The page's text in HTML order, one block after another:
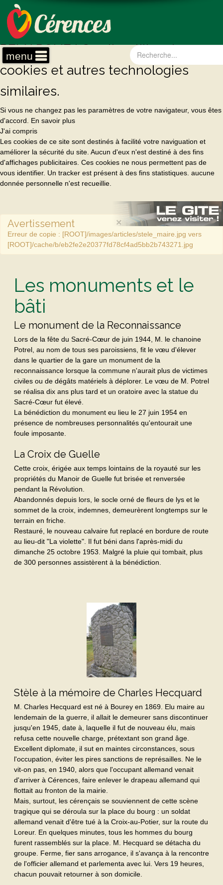
REMARQUE ! Ce site utilise des
cookies et autres technologies
similaires.
Si vous ne changez pas les paramètres de votre navigateur, vous êtes
d'accord. En savoir plus
J'ai compris
Les cookies de ce site sont destinés à facilité votre naviguation et
améliorer la sécurité du site. Aucun d'eux n'est destiné à des fins
d'affichages publicitaires. Ces cookies ne nous permettent pas de
vous identifier. Un tracker est présent à des fins statistiques. aucune
donnée personnelle n'est recueillie.
menu
×
Avertissement
Erreur de copie : [ROOT]/images/articles/stele_maire.jpg vers
[ROOT]/cache/b/eb2fe2e20377fd78cf4ad5bb2b743271.jpg
Les monuments et le
bâti
Le monument de la Reconnaissance
Lors de la fête du Sacré-Cœur de juin 1944, M. le chanoine
Potrel, au nom de tous ses paroissiens, fit le vœu d'élever
dans le quartier de la gare un monument de la
reconnaissance lorsque la commune n'aurait plus de victimes
civiles ou de dégâts matériels à déplorer. Le vœu de M. Potrel
se réalisa dix ans plus tard et un oratoire avec la statue du
Sacré-Cœur fut élevé.
La bénédiction du monument eu lieu le 27 juin 1954 en
présence de nombreuses personnalités qu'entourait une
foule imposante.
La Croix de Guelle
Cette croix, érigée aux temps lointains de la royauté sur les
propriétés du Manoir de Guelle fut brisée et renversée
pendant la Révolution.
Abandonnés depuis lors, le socle orné de fleurs de lys et le
sommet de la croix, indemnes, demeurèrent longtemps sur le
terrain en friche.
Restauré, le nouveau calvaire fut replacé en bordure de route
au lieu-dit "La violette". Il fut béni dans l'après-midi du
dimanche 25 octobre 1953. Malgré la pluie qui tombait, plus
de 300 personnes assistèrent à la bénédiction.
Stèle à la mémoire de Charles Hecquard
M. Charles Hecquard est né à Bourey en 1869. Elu maire au
lendemain de la guerre, il allait le demeurer sans discontinuer
jusqu'en 1945, date à, laquelle il fut de nouveau élu, mais
refusa cette nouvelle charge, prétextant son grand âge.
Excellent diplomate, il sut en maintes circonstances, sous
l'occupation, éviter les pires sanctions de représailles. Ne le
vit-on pas, en 1940, alors que l'occupant allemand venait
d'arriver à Cérences, faire enlever le drapeau allemand qui
flottait au fronton de la mairie.
Mais, surtout, les cérençais se souviennent de cette scène
tragique qui se déroula sur la place du bourg : un soldat
allemand venait d'être tué à la Croix-au-Potier, sur la route du
Loreur. En quelques minutes, tous les hommes du bourg
furent rassemblés sur la place. M. Hecquard se détacha du
groupe. Ferme, fier sans arrogance, il s'avança à la rencontre
de l'officier allemand et parlementa avec lui. Vers 19 heures,
chacun pouvait retourner à son domicile.